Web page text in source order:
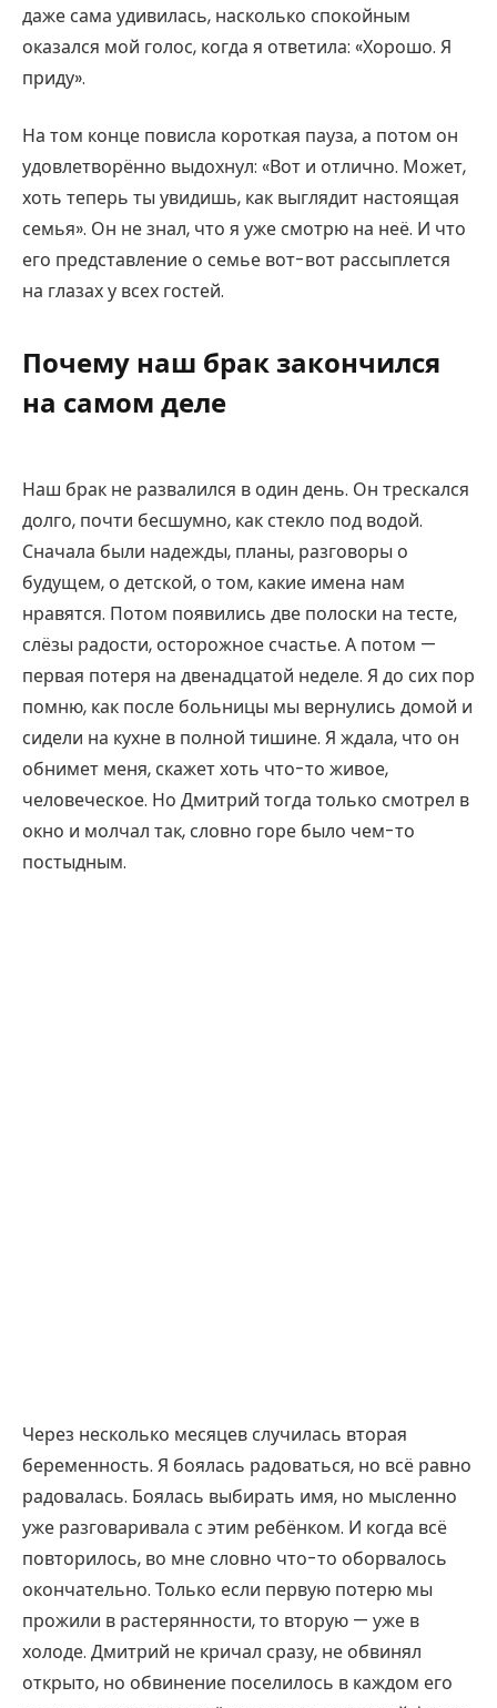
даже сама удивилась, насколько спокойным
оказался мой голос, когда я ответила: «Хорошо. Я
приду».
На том конце повисла короткая пауза, а потом он
удовлетворённо выдохнул: «Вот и отлично. Может,
хоть теперь ты увидишь, как выглядит настоящая
семья». Он не знал, что я уже смотрю на неё. И что
его представление о семье вот-вот рассыплется
на глазах у всех гостей.
Почему наш брак закончился
на самом деле
Наш брак не развалился в один день. Он трескался
долго, почти бесшумно, как стекло под водой.
Сначала были надежды, планы, разговоры о
будущем, о детской, о том, какие имена нам
нравятся. Потом появились две полоски на тесте,
слёзы радости, осторожное счастье. А потом —
первая потеря на двенадцатой неделе. Я до сих пор
помню, как после больницы мы вернулись домой и
сидели на кухне в полной тишине. Я ждала, что он
обнимет меня, скажет хоть что-то живое,
человеческое. Но Дмитрий тогда только смотрел в
окно и молчал так, словно горе было чем-то
постыдным.
Через несколько месяцев случилась вторая
беременность. Я боялась радоваться, но всё равно
радовалась. Боялась выбирать имя, но мысленно
уже разговаривала с этим ребёнком. И когда всё
повторилось, во мне словно что-то оборвалось
окончательно. Только если первую потерю мы
прожили в растерянности, то вторую — уже в
холоде. Дмитрий не кричал сразу, не обвинял
открыто, но обвинение поселилось в каждом его